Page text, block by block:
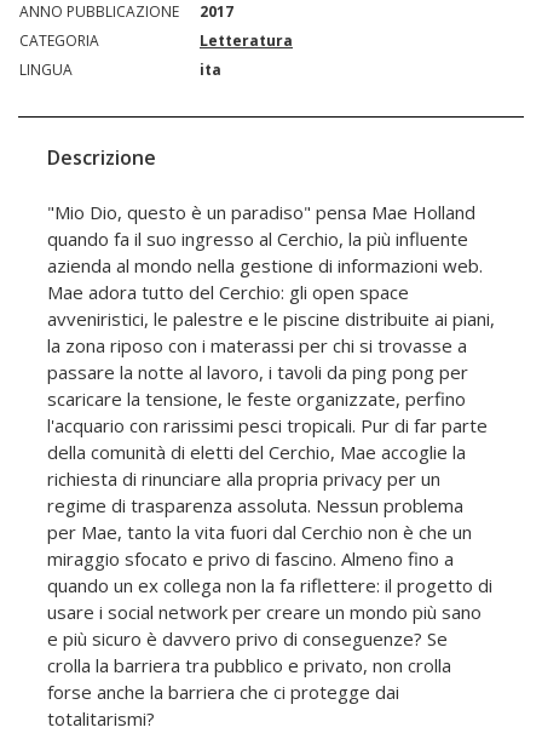
ANNO PUBBLICAZIONE
2017
CATEGORIA
Letteratura
LINGUA
ita
Descrizione
"Mio Dio, questo è un paradiso" pensa Mae Holland
quando fa il suo ingresso al Cerchio, la più influente
azienda al mondo nella gestione di informazioni web.
Mae adora tutto del Cerchio: gli open space
avveniristici, le palestre e le piscine distribuite ai piani,
la zona riposo con i materassi per chi si trovasse a
passare la notte al lavoro, i tavoli da ping pong per
scaricare la tensione, le feste organizzate, perfino
l'acquario con rarissimi pesci tropicali. Pur di far parte
della comunità di eletti del Cerchio, Mae accoglie la
richiesta di rinunciare alla propria privacy per un
regime di trasparenza assoluta. Nessun problema
per Mae, tanto la vita fuori dal Cerchio non è che un
miraggio sfocato e privo di fascino. Almeno fino a
quando un ex collega non la fa riflettere: il progetto di
usare i social network per creare un mondo più sano
e più sicuro è davvero privo di conseguenze? Se
crolla la barriera tra pubblico e privato, non crolla
forse anche la barriera che ci protegge dai
totalitarismi?